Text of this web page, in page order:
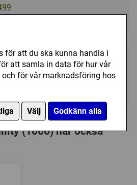
för att du ska kunna handla i
att samla in data för hur vår
för vår marknadsföring hos
Välj Godkänn alla
Utgått
köpt Schmidt:
(1000) har också